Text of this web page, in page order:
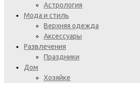
Астрология
Мода и стиль
Верхняя одежда
Аксессуары
Развлечения
Праздники
Дом
Хозяйке